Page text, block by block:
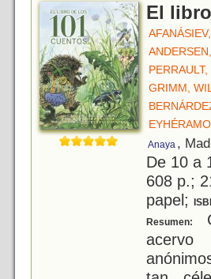
El
GRIMM,
Anaya ,
De 10 a
608 p.;
papel;
Resumen:
acervo